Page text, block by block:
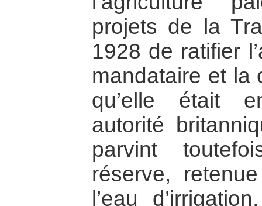
projets de la
1928 de ratifier
mandataire et la
qu’elle était
autorité
parvint
réserve,
l’eau